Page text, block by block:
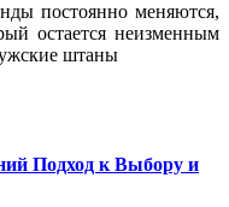
постоянно меняются,
остается неизменным
штаны
Подход к Выбору и